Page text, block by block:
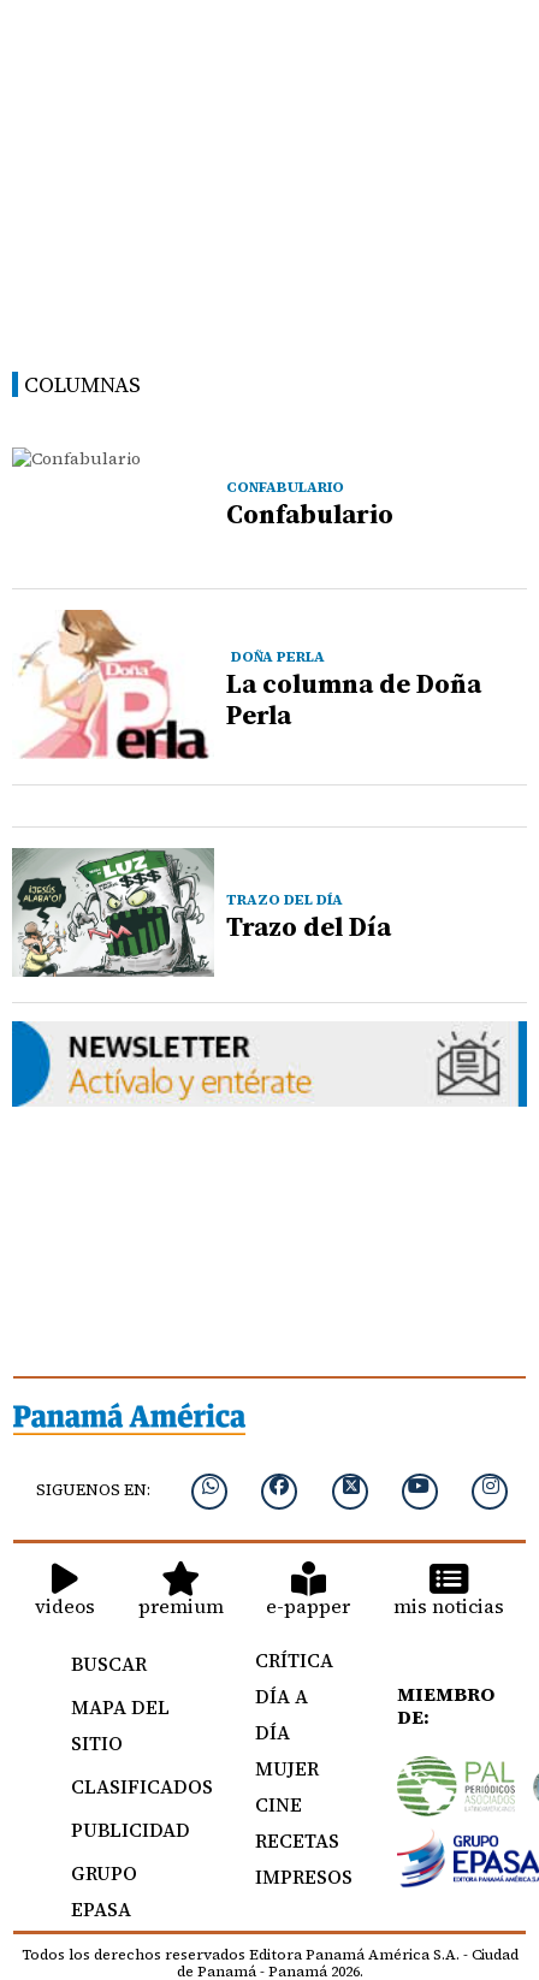
COLUMNAS
CONFABULARIO
Confabulario
DOÑA PERLA
La columna de Doña
Perla
TRAZO DEL DÍA
Trazo del Día
SIGUENOS EN:
videos premium e-papper mis noticias
BUSCAR
MAPA DEL
SITIO
CLASIFICADOS
PUBLICIDAD
GRUPO
EPASA
CRÍTICA
DÍA A
DÍA
MUJER
CINE
RECETAS
IMPRESOS
MIEMBRO
DE:
Todos los derechos reservados Editora Panamá América S.A. - Ciudad
de Panamá - Panamá 2026.